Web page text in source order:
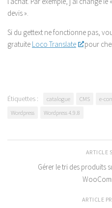
devis ».
Si du gettext ne fonctionne pas,
gratuite Loco Translate pour
Étiquettes : catalogue CMS e-
Wordpress
Wordpress 4.9.8
ARTICLE
Gérer le tri des produits
ARTICLE